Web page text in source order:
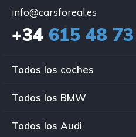
info@carsforeal.es
+34 615 48
Todos los coches
Todos los BMW
Todos los Audi